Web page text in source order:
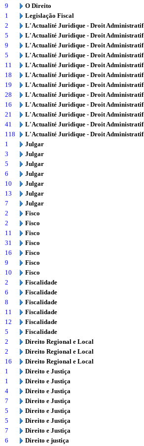
9
O Direito
1
Legislação Fiscal
2
L'Actualité Juridique - Droit Administratif
5
L'Actualité Juridique - Droit Administratif
9
L'Actualité Juridique - Droit Administratif
5
L'Actualité Juridique - Droit Administratif
11
L'Actualité Juridique - Droit Administratif
18
L'Actualité Juridique - Droit Administratif
19
L'Actualité Juridique - Droit Administratif
28
L'Actualité Juridique - Droit Administratif
16
L'Actualité Juridique - Droit Administratif
21
L'Actualité Juridique - Droit Administratif
41
L'Actualité Juridique - Droit Administratif
118
L'Actualité Juridique - Droit Administratif
1
Julgar
3
Julgar
5
Julgar
6
Julgar
10
Julgar
13
Julgar
7
Julgar
2
Fisco
2
Fisco
11
Fisco
31
Fisco
16
Fisco
9
Fisco
10
Fisco
2
Fiscalidade
6
Fiscalidade
8
Fiscalidade
11
Fiscalidade
12
Fiscalidade
5
Fiscalidade
2
Direito Regional e Local
2
Direito Regional e Local
16
Direito Regional e Local
1
Direito e Justiça
1
Direito e Justiça
4
Direito e Justiça
7
Direito e Justiça
5
Direito e Justiça
5
Direito e Justiça
7
Direito e Justiça
6
Direito e justiça